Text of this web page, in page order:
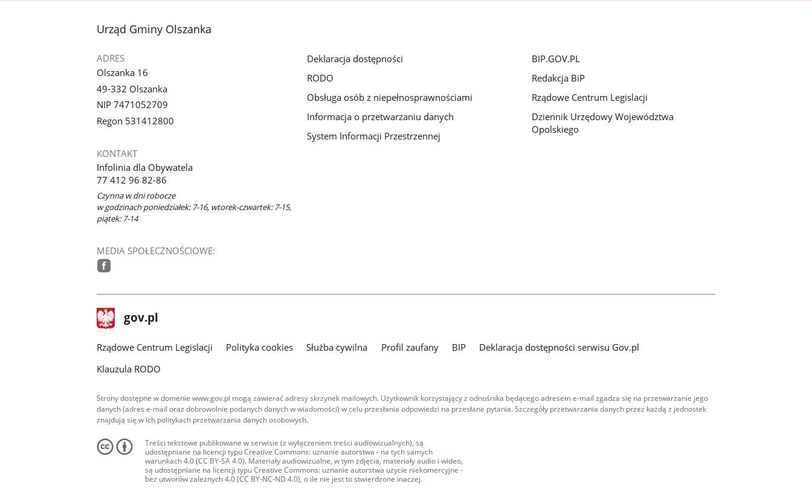
stopka
Urząd Gminy Olszanka
ADRES
Olszanka 16
49-332 Olszanka
NIP 7471052709
Regon 531412800
KONTAKT
Infolinia dla Obywatela
77 412 96 82-86
Czynna w dni robocze
w godzinach poniedziałek: 7-16, wtorek-czwartek: 7-15,
piątek: 7-14
MEDIA SPOŁECZNOŚCIOWE:
Deklaracja dostępności
RODO
Obsługa osób z niepełnosprawnościami
Informacja o przetwarzaniu danych
System Informacji Przestrzennej
BIP.GOV.PL
Redakcja BiP
Rządowe Centrum Legislacji
Dziennik Urzędowy Województwa
Opolskiego
stopka
gov.pl Strona
gov.pl
Rządowe Centrum Legislacji Polityka cookies Służba cywilna Profil zaufany BIP
Deklaracja dostępności serwisu Gov.pl
Klauzula RODO
Strony dostępne w domenie www.gov.pl mogą zawierać adresy skrzynek mailowych. Użytkownik korzystający z odnośnika będącego adresem e-mail zgadza się na przetwarzanie jego
danych (adres e-mail oraz dobrowolnie podanych danych w wiadomości) w celu przesłania odpowiedzi na przesłane pytania. Szczegóły przetwarzania danych przez każdą z jednostek
znajdują się w ich politykach przetwarzania danych osobowych.
Treści tekstowe publikowane w serwisie (z wyłączeniem treści audiowizualnych), są
udostępniane na licencji typu Creative Commons: uznanie autorstwa - na tych samych
warunkach 4.0 (CC BY-SA 4.0). Materiały audiowizualne, w tym zdjęcia, materiały audio i wideo,
są udostępniane na licencji typu Creative Commons: uznanie autorstwa użycie niekomercyjne -
bez utworów zależnych 4.0 (CC BY-NC-ND 4.0), o ile nie jest to stwierdzone inaczej.